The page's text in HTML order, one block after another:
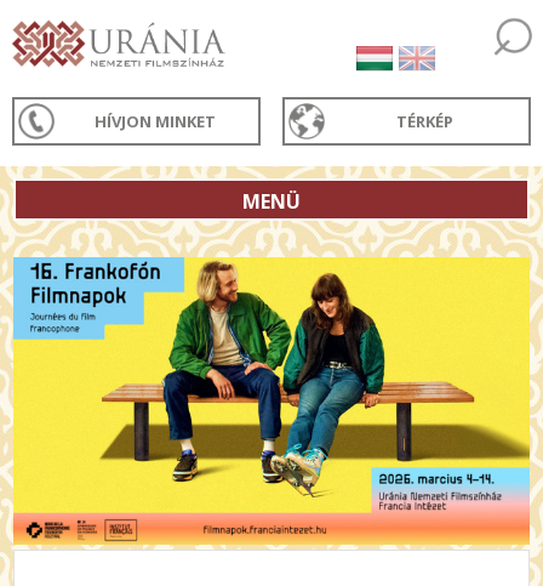
HÍVJON MINKET TÉRKÉP
MENÜ